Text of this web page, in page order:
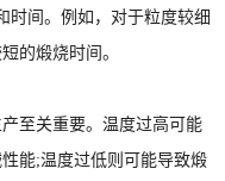
时间。例如，对于粒度较细
的煅烧时间。
至关重要。温度过高可能
能;温度过低则可能导致煅